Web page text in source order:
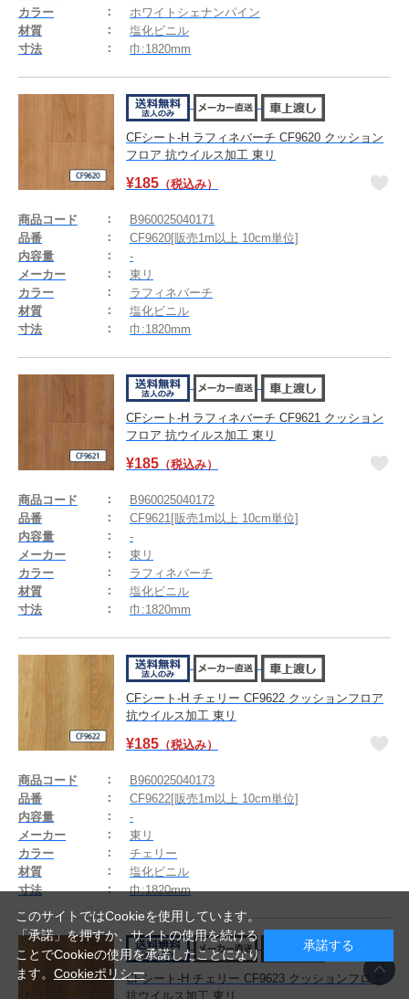
カラー
ホワイトシェナンパイン
材質
塩化ビニル
寸法
巾:1820mm
CFシート-H ラフィネバーチ CF9620 クッション
フロア 抗ウイルス加工 東リ
¥185 （税込み）
商品コード
B960025040171
品番
CF9620[販売1m以上 10cm単位]
内容量
-
メーカー
東リ
カラー
ラフィネバーチ
材質
塩化ビニル
寸法
巾:1820mm
CFシート-H ラフィネバーチ CF9621 クッション
フロア 抗ウイルス加工 東リ
¥185 （税込み）
商品コード
B960025040172
品番
CF9621[販売1m以上 10cm単位]
内容量
-
メーカー
東リ
カラー
ラフィネバーチ
材質
塩化ビニル
寸法
巾:1820mm
CFシート-H チェリー CF9622 クッションフロア
抗ウイルス加工 東リ
¥185 （税込み）
商品コード
B960025040173
品番
CF9622[販売1m以上 10cm単位]
内容量
-
メーカー
東リ
カラー
チェリー
材質
塩化ビニル
寸法
巾:1820mm
CFシート-H チェリー CF9623 クッションフロア
抗ウイルス加工 東リ
このサイトではCookieを使用しています。
「承諾」を押すか、サイトの使用を続ける
ことでCookieの使用を承諾したことになり
ます。 Cookieポリシー
承諾する